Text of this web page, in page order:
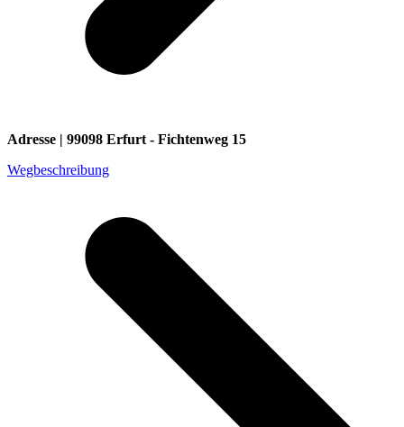
Adresse | 99098 Erfurt - Fichtenweg 15
Wegbeschreibung